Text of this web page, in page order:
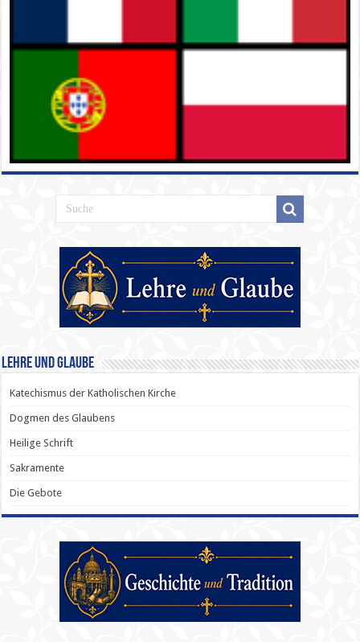
Lehre und Glaube
Katechismus der Katholischen Kirche
Dogmen des Glaubens
Heilige Schrift
Sakramente
Die Gebote